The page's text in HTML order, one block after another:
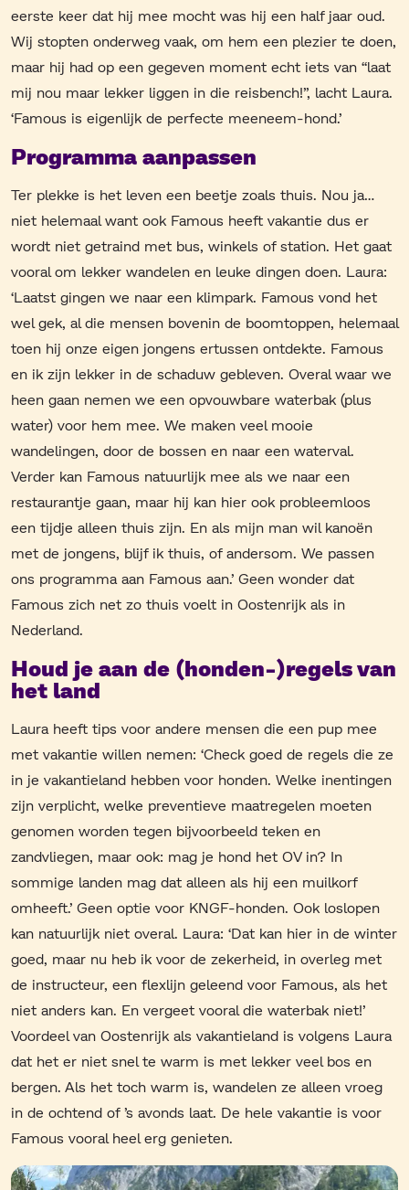
eerste keer dat hij mee mocht was hij een half jaar oud.
Wij stopten onderweg vaak, om hem een plezier te doen,
maar hij had op een gegeven moment echt iets van “laat
mij nou maar lekker liggen in die reisbench!”, lacht Laura.
‘Famous is eigenlijk de perfecte meeneem-hond.’
Programma aanpassen
Ter plekke is het leven een beetje zoals thuis. Nou ja…
niet helemaal want ook Famous heeft vakantie dus er
wordt niet getraind met bus, winkels of station. Het gaat
vooral om lekker wandelen en leuke dingen doen. Laura:
‘Laatst gingen we naar een klimpark. Famous vond het
wel gek, al die mensen bovenin de boomtoppen, helemaal
toen hij onze eigen jongens ertussen ontdekte. Famous
en ik zijn lekker in de schaduw gebleven. Overal waar we
heen gaan nemen we een opvouwbare waterbak (plus
water) voor hem mee. We maken veel mooie
wandelingen, door de bossen en naar een waterval.
Verder kan Famous natuurlijk mee als we naar een
restaurantje gaan, maar hij kan hier ook probleemloos
een tijdje alleen thuis zijn. En als mijn man wil kanoën
met de jongens, blijf ik thuis, of andersom. We passen
ons programma aan Famous aan.’ Geen wonder dat
Famous zich net zo thuis voelt in Oostenrijk als in
Nederland.
Houd je aan de (honden-)regels van
het land
Laura heeft tips voor andere mensen die een pup mee
met vakantie willen nemen: ‘Check goed de regels die ze
in je vakantieland hebben voor honden. Welke inentingen
zijn verplicht, welke preventieve maatregelen moeten
genomen worden tegen bijvoorbeeld teken en
zandvliegen, maar ook: mag je hond het OV in? In
sommige landen mag dat alleen als hij een muilkorf
omheeft.’ Geen optie voor KNGF-honden. Ook loslopen
kan natuurlijk niet overal. Laura: ‘Dat kan hier in de winter
goed, maar nu heb ik voor de zekerheid, in overleg met
de instructeur, een flexlijn geleend voor Famous, als het
niet anders kan. En vergeet vooral die waterbak niet!’
Voordeel van Oostenrijk als vakantieland is volgens Laura
dat het er niet snel te warm is met lekker veel bos en
bergen. Als het toch warm is, wandelen ze alleen vroeg
in de ochtend of ’s avonds laat. De hele vakantie is voor
Famous vooral heel erg genieten.